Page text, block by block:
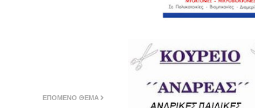
ΕΠΌΜΕΝΟ ΘΈΜΑ